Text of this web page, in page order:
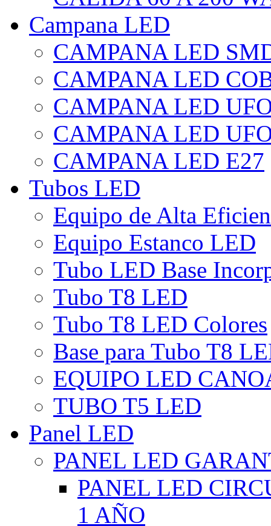
Campana LED
CAMPANA LED
CAMPANA LED
CAMPANA LED
CAMPANA LED
CAMPANA LED E27
Tubos LED
Equipo de Alta
Equipo Estanco LED
Tubo LED Base
Tubo T8 LED
Tubo T8 LED Colores
Base para Tubo T8
EQUIPO LED
TUBO T5 LED
Panel LED
PANEL LED
PANEL LED
1 AÑO